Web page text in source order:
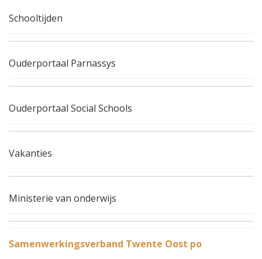
Schooltijden
Ouderportaal Parnassys
Ouderportaal Social Schools
Vakanties
Ministerie van onderwijs
Samenwerkingsverband Twente Oost po